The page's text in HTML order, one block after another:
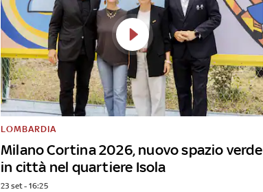
Milano Cortina 2026, nuovo spazio verde
in città nel quartiere Isola
LOMBARDIA
23 set - 16:25